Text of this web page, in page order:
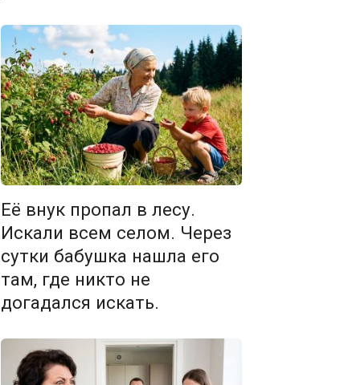
Её внук пропал в лесу.
Искали всем селом. Через
сутки бабушка нашла его
там, где никто не
догадался искать.